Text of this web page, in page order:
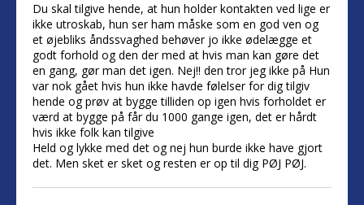
Du skal tilgive hende, at hun holder kontakten ved lige er
ikke utroskab, hun ser ham måske som en god ven og
et øjebliks åndssvaghed behøver jo ikke ødelægge et
godt forhold og den der med at hvis man kan gøre det
en gang, gør man det igen. Nej!! den tror jeg ikke på Hun
var nok gået hvis hun ikke havde følelser for dig tilgiv
hende og prøv at bygge tilliden op igen hvis forholdet er
værd at bygge på får du 1000 gange igen, det er hårdt
hvis ikke folk kan tilgive
Held og lykke med det og nej hun burde ikke have gjort
det. Men sket er sket og resten er op til dig PØJ PØJ.